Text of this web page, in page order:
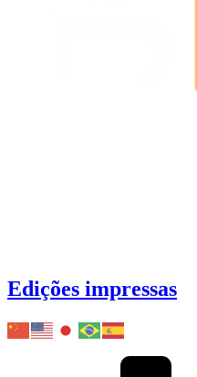
Edições impressas